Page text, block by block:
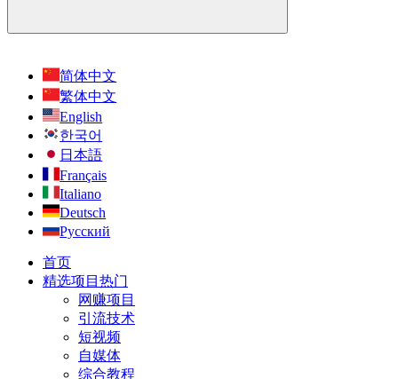
简体中文
繁体中文
English
한국어
日本語
Français
Italiano
Deutsch
Русский
首页
精选项目 热门
网赚项目
引流技术
短视频
自媒体
综合教程